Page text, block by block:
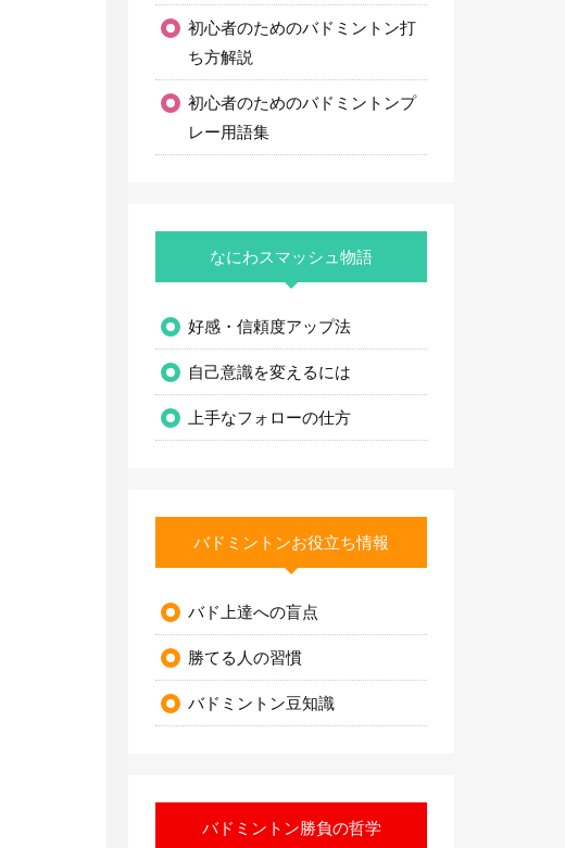
初心者のためのバドミントン打
ち方解説
初心者のためのバドミントンプ
レー用語集
なにわスマッシュ物語
好感・信頼度アップ法
自己意識を変えるには
上手なフォローの仕方
バドミントンお役立ち情報
バド上達への盲点
勝てる人の習慣
バドミントン豆知識
バドミントン勝負の哲学